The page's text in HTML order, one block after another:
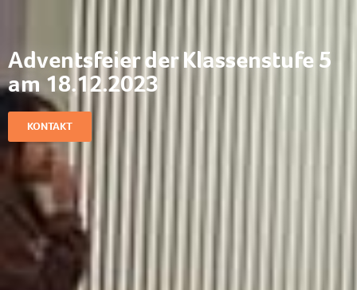
Adventsfeier der Klassenstufe 5
am 18.12.2023
KONTAKT